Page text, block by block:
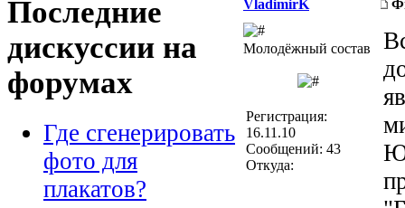
Последние
дискуссии на
форумах
Где сгенерировать
фото для
плакатов?
VladimirK
Молодёжный состав
Регистрация:
16.11.10
Сообщений: 43
Откуда: